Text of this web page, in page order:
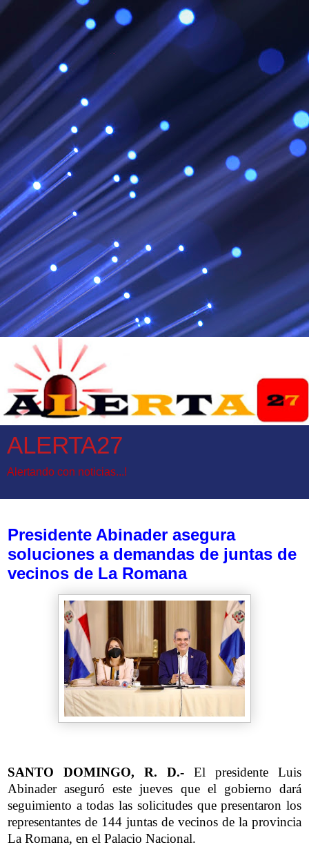
ALERTA27
Alertando con noticias...!
Presidente Abinader asegura
soluciones a demandas de juntas de
vecinos de La Romana
SANTO DOMINGO, R. D.- El presidente Luis
Abinader aseguró este jueves que el gobierno dará
seguimiento a todas las solicitudes que presentaron los
representantes de 144 juntas de vecinos de la provincia
La Romana, en el Palacio Nacional.